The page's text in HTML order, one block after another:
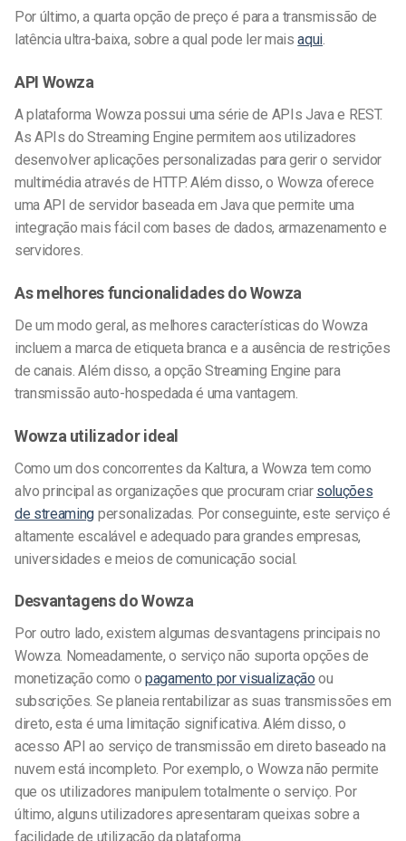
Por último, a quarta opção de preço é para a transmissão de
latência ultra-baixa, sobre a qual pode ler maisaqui.
API Wowza
A plataforma Wowza possui uma série de APIs Java e REST.
As APIs do Streaming Engine permitem aos utilizadores
desenvolver aplicações personalizadas para gerir o servidor
multimédia através de HTTP. Além disso, o Wowza oferece
uma API de servidor baseada em Java que permite uma
integração mais fácil com bases de dados, armazenamento e
servidores.
As melhores funcionalidades do Wowza
De um modo geral, as melhores características do Wowza
incluem a marca de etiqueta branca e a ausência de restrições
de canais. Além disso, a opção Streaming Engine para
transmissão auto-hospedada é uma vantagem.
Wowza utilizador ideal
Como um dos concorrentes da Kaltura, a Wowza tem como
alvo principal as organizações que procuram criar soluções
de streaming personalizadas. Por conseguinte, este serviço é
altamente escalável e adequado para grandes empresas,
universidades e meios de comunicação social.
Desvantagens do Wowza
Por outro lado, existem algumas desvantagens principais no
Wowza. Nomeadamente, o serviço não suporta opções de
monetização como o pagamento por visualização ou
subscrições. Se planeia rentabilizar as suas transmissões em
direto, esta é uma limitação significativa. Além disso, o
acesso API ao serviço de transmissão em direto baseado na
nuvem está incompleto. Por exemplo, o Wowza não permite
que os utilizadores manipulem totalmente o serviço. Por
último, alguns utilizadores apresentaram queixas sobre a
facilidade de utilização da plataforma.